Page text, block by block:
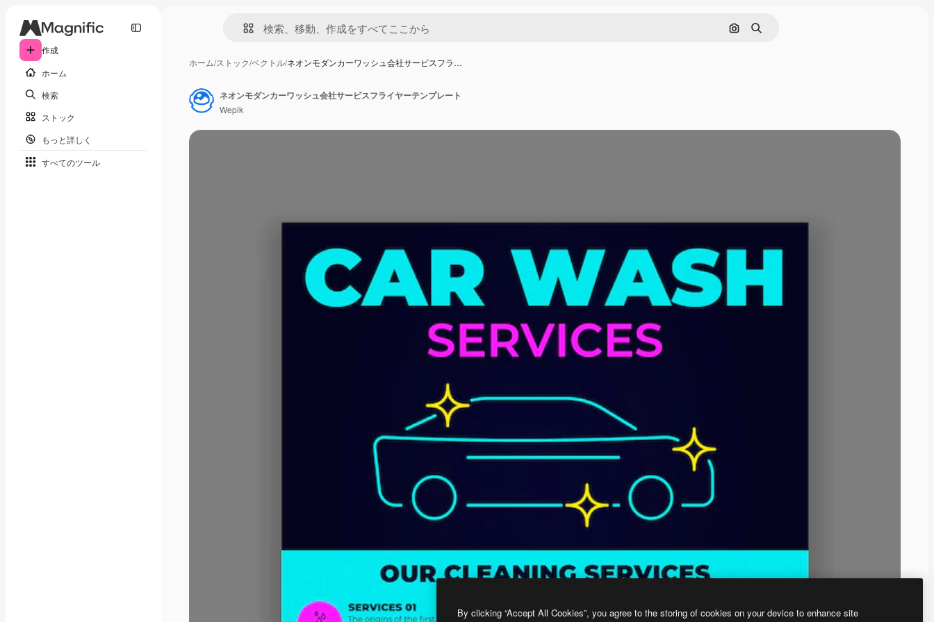
作成
ホーム
検索
ストック
もっと詳しく
すべてのツール
画像で検索
検索
ホーム/ストック/ベクトル/ネオンモダンカーワッシュ会社サービスフラ…
ネオンモダンカーワッシュ会社サービスフライヤーテンプレート
Wepik
By clicking “Accept All Cookies”, you agree to the storing of cookies on your device to enhance site